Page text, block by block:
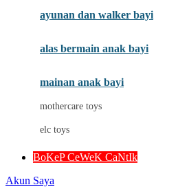
My Buddy Tag
My K
ayunan dan walker bayi
alas bermain anak bayi
mainan anak bayi
mothercare toys
elc toys
BoKeP CeWeK CaNtIk
Akun Saya